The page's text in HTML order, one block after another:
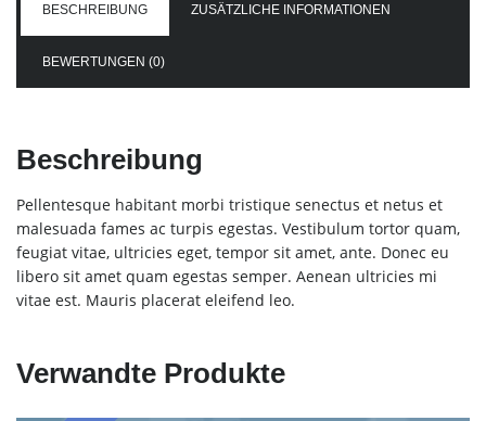
BESCHREIBUNG ZUSÄTZLICHE INFORMATIONEN
BEWERTUNGEN (0)
Beschreibung
Pellentesque habitant morbi tristique senectus et netus et
malesuada fames ac turpis egestas. Vestibulum tortor quam,
feugiat vitae, ultricies eget, tempor sit amet, ante. Donec eu
libero sit amet quam egestas semper. Aenean ultricies mi
vitae est. Mauris placerat eleifend leo.
Verwandte Produkte